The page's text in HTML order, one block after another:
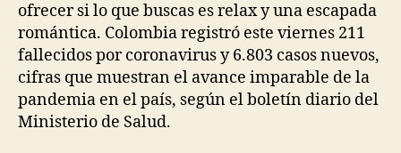
ofrecer si lo que buscas es relax y una escapada
romántica. Colombia registró este viernes 211
fallecidos por coronavirus y 6.803 casos nuevos,
cifras que muestran el avance imparable de la
pandemia en el país, según el boletín diario del
Ministerio de Salud.